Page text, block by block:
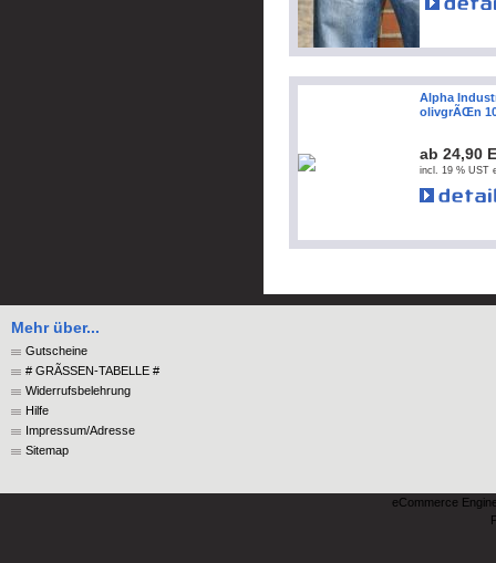
Alpha
olivgrÃŒn
ab 24,90
incl. 19 % UST
Mehr über...
Gutscheine
# GRÃSSEN-TABELLE #
Widerrufsbelehrung
Hilfe
Impressum/Adresse
Sitemap
eCommerce